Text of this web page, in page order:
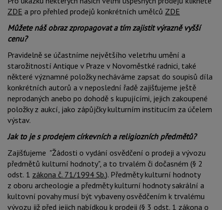
ZDE a pro přehled prodejů konkrétních umělců ZDE
Můžete náš obraz zpropagovat a tím zajistit výrazně vyšší
cenu?
Pravidelně se účastníme největšího veletrhu umění a
starožitností Antique v Praze v Novoměstké radnici, také
některé významné položky necháváme zapsat do soupisů díla
konkrétních autorů a v neposlední řadě zajišťujeme ještě
neprodaných anebo po dohodě s kupujícími, jejich zakoupené
položky z aukcí, jako zápůjčky kulturním institucím za účelem
výstav.
Jak to je s prodejem církevních a religiozních předmětů?
Zajišťujeme "Žádosti o vydání osvědčení o prodeji a vývozu
předmětů kulturní hodnoty", a to trvalém či dočasném (§ 2
odst. 1 zákona č. 71/1994 Sb.). Předměty kulturní hodnoty
z oboru archeologie a předměty kulturní hodnoty sakrální a
kultovní povahy musí být vybaveny osvědčením k trvalému
vývozu již před jejich nabídkou k prodeji (§ 3 odst. 1 zákona o